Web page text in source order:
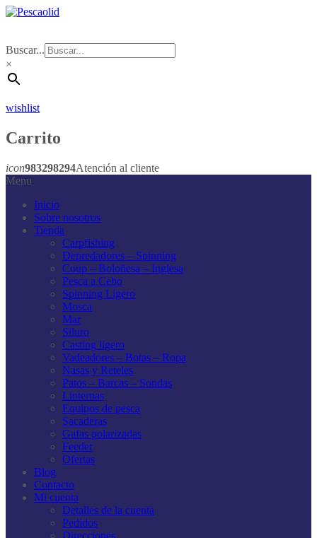
Buscar...
×
wishlist
Carrito
icon983298294Atención al cliente
Menu
Inicio
Sobre nosotros
Tienda
Carpfishing
Depredadores – Spinning
Coup – Boloñesa – Inglesa
Pesca a Cebo
Spinning Ligero
Mosca
Mar
Siluro
Casting ligero
Vadeadores – Botas – Ropa
Nasas y Reteles
Patos – Barcas – Sondas
Linternas
Equipos de pesca
Sacaderas
Gafas polarizadas
Feeder
Ofertas
Blog
Contacto
Mi cuenta
Detalles de la cuenta
Pedidos
Direcciones